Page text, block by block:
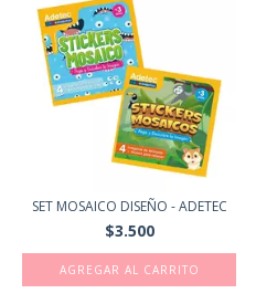
SET MOSAICO DISEÑO - ADETEC
$3.500
AGREGAR AL CARRITO